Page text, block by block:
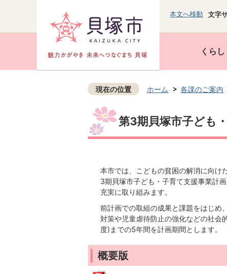
本文へ移動 文字
くら
現在の位置 ホーム 各課のご案内
第3期貝塚市子ども
本市では、こどもの貧困の解消に向け
3期貝塚市子ども・子育て支援事業計
充実に取り組みます。
前計画での取組の成果と課題をはじめ
対策や児童虐待防止の強化などの社
度)までの5年間を計画期間とします。
概要版